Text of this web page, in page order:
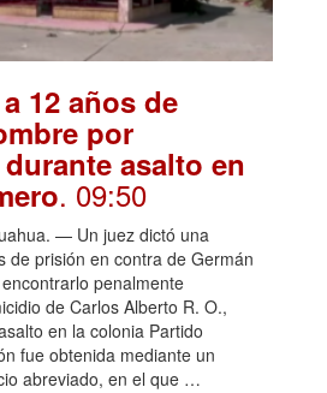
12 años de
por
asalto en
. 09:50
— Un juez dictó una
de prisión en contra de Germán
penalmente
de Carlos Alberto R. O.,
en la colonia Partido
fue obtenida mediante un
abreviado, en el que …